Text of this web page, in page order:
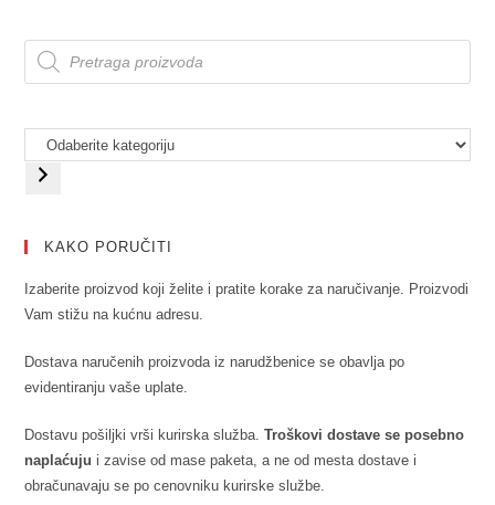
KAKO PORUČITI
Izaberite proizvod koji želite i pratite korake za naručivanje. Proizvodi
Vam stižu na kućnu adresu.
Dostava naručenih proizvoda iz narudžbenice se obavlja po
evidentiranju vaše uplate.
Dostavu pošiljki vrši kurirska služba.Troškovi dostave se posebno
naplaćuju i zavise od mase paketa, a ne od mesta dostave i
obračunavaju se po cenovniku kurirske službe.